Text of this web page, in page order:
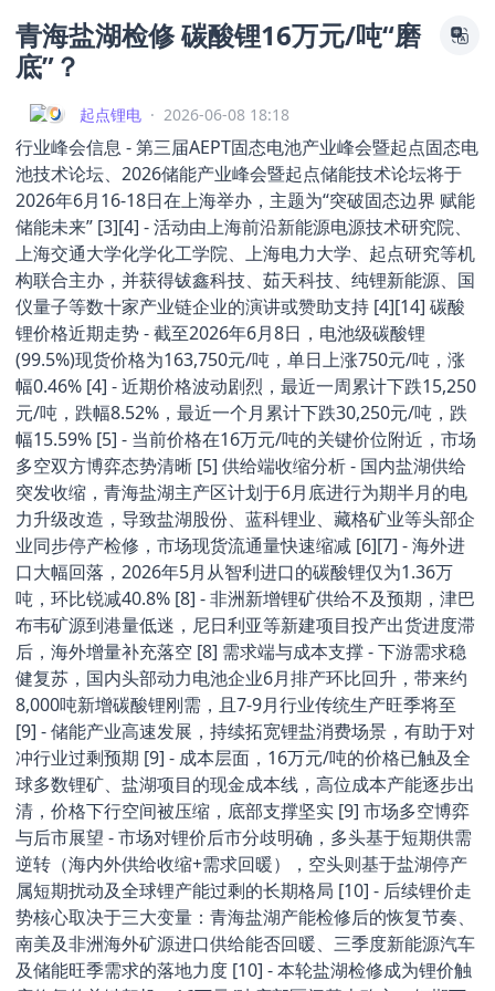
青海盐湖检修 碳酸锂16万元/吨“磨
底”？
起点锂电 · 2026-06-08 18:18
行业峰会信息 - 第三届AEPT固态电池产业峰会暨起点固态电
池技术论坛、2026储能产业峰会暨起点储能技术论坛将于
2026年6月16-18日在上海举办，主题为“突破固态边界 赋能
储能未来” [3][4] - 活动由上海前沿新能源电源技术研究院、
上海交通大学化学化工学院、上海电力大学、起点研究等机
构联合主办，并获得钹鑫科技、茹天科技、纯锂新能源、国
仪量子等数十家产业链企业的演讲或赞助支持 [4][14] 碳酸
锂价格近期走势 - 截至2026年6月8日，电池级碳酸锂
(99.5%)现货价格为163,750元/吨，单日上涨750元/吨，涨
幅0.46% [4] - 近期价格波动剧烈，最近一周累计下跌15,250
元/吨，跌幅8.52%，最近一个月累计下跌30,250元/吨，跌
幅15.59% [5] - 当前价格在16万元/吨的关键价位附近，市场
多空双方博弈态势清晰 [5] 供给端收缩分析 - 国内盐湖供给
突发收缩，青海盐湖主产区计划于6月底进行为期半月的电
力升级改造，导致盐湖股份、蓝科锂业、藏格矿业等头部企
业同步停产检修，市场现货流通量快速缩减 [6][7] - 海外进
口大幅回落，2026年5月从智利进口的碳酸锂仅为1.36万
吨，环比锐减40.8% [8] - 非洲新增锂矿供给不及预期，津巴
布韦矿源到港量低迷，尼日利亚等新建项目投产出货进度滞
后，海外增量补充落空 [8] 需求端与成本支撑 - 下游需求稳
健复苏，国内头部动力电池企业6月排产环比回升，带来约
8,000吨新增碳酸锂刚需，且7-9月行业传统生产旺季将至
[9] - 储能产业高速发展，持续拓宽锂盐消费场景，有助于对
冲行业过剩预期 [9] - 成本层面，16万元/吨的价格已触及全
球多数锂矿、盐湖项目的现金成本线，高位成本产能逐步出
清，价格下行空间被压缩，底部支撑坚实 [9] 市场多空博弈
与后市展望 - 市场对锂价后市分歧明确，多头基于短期供需
逆转（海内外供给收缩+需求回暖），空头则基于盐湖停产
属短期扰动及全球锂产能过剩的长期格局 [10] - 后续锂价走
势核心取决于三大变量：青海盐湖产能检修后的恢复节奏、
南美及非洲海外矿源进口供给能否回暖、三季度新能源汽车
及储能旺季需求的落地力度 [10] - 本轮盐湖检修成为锂价触